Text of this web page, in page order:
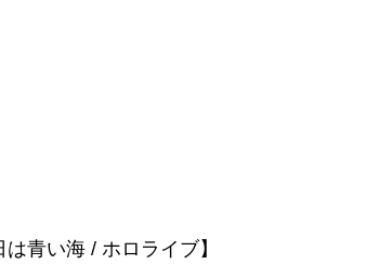
青い海 / ホロライブ】